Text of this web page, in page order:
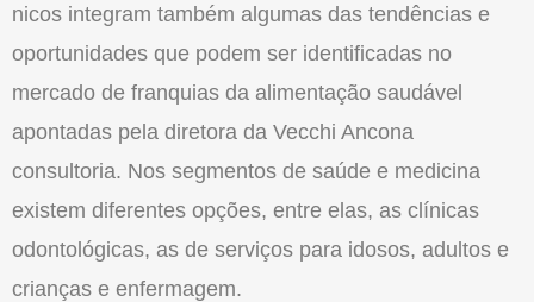
nicos integram também algumas das ten­dências e
oportunidades que podem ser identificadas no
mercado de franquias da alimentação saudável
apontadas pela di­retora da Vecchi Ancona
consultoria. Nos segmentos de saúde e medicina
existem diferentes opções, entre elas, as clínicas
odontológicas, as de ser­viços para idosos, adultos e
crianças e enfermagem.